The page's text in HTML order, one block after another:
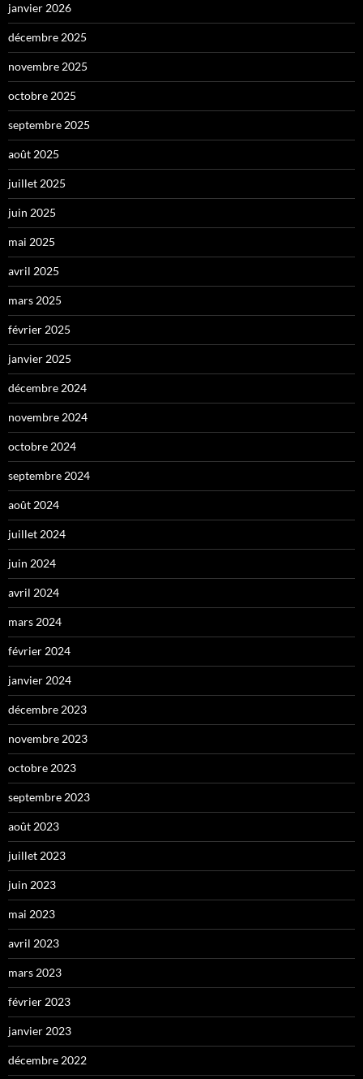
janvier 2026
décembre 2025
novembre 2025
octobre 2025
septembre 2025
août 2025
juillet 2025
juin 2025
mai 2025
avril 2025
mars 2025
février 2025
janvier 2025
décembre 2024
novembre 2024
octobre 2024
septembre 2024
août 2024
juillet 2024
juin 2024
avril 2024
mars 2024
février 2024
janvier 2024
décembre 2023
novembre 2023
octobre 2023
septembre 2023
août 2023
juillet 2023
juin 2023
mai 2023
avril 2023
mars 2023
février 2023
janvier 2023
décembre 2022